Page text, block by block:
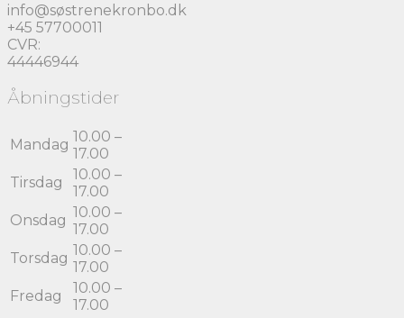
info@søstrenekronbo.dk
+45 57700011
CVR:
44446944
Åbningstider
Mandag 10.00 –
17.00
Tirsdag
10.00 –
17.00
Onsdag 10.00 –
17.00
Torsdag 10.00 –
17.00
Fredag
10.00 –
17.00